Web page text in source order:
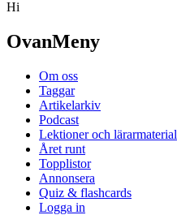
Hi
OvanMeny
Om oss
Taggar
Artikelarkiv
Podcast
Lektioner och lärarmaterial
Året runt
Topplistor
Annonsera
Quiz & flashcards
Logga in